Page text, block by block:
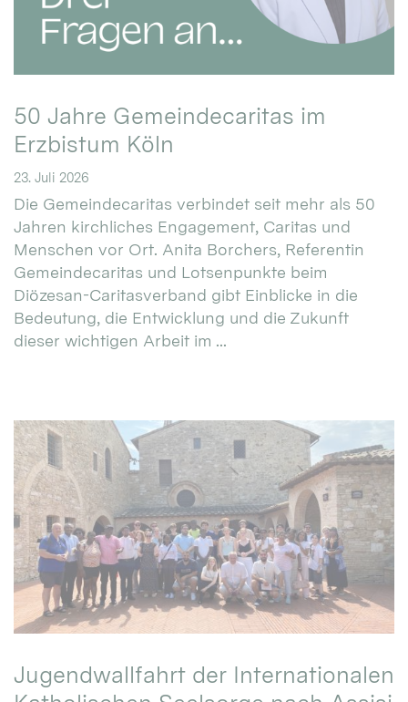
50 Jahre Gemeindecaritas im
Erzbistum Köln
23. Juli 2026
Die Gemeindecaritas verbindet seit mehr als 50
Jahren kirchliches Engagement, Caritas und
Menschen vor Ort. Anita Borchers, Referentin
Gemeindecaritas und Lotsenpunkte beim
Diözesan-Caritasverband gibt Einblicke in die
Bedeutung, die Entwicklung und die Zukunft
dieser wichtigen Arbeit im ...
Jugendwallfahrt der Internationalen